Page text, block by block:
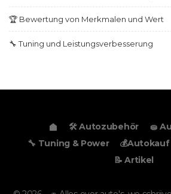
🏆 Bewertung von Merkmalen und Wert
🔧 Tuning und Leistungsverbesserung
🛠️ Autozubehör
🧽
🔧 Tuning & Power
💰Autokauf
📝 Artikel